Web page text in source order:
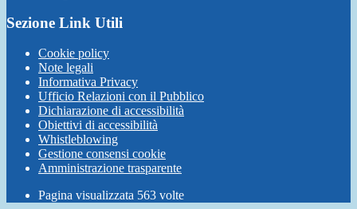
Sezione Link Utili
Cookie policy
Note legali
Informativa Privacy
Ufficio Relazioni con il Pubblico
Dichiarazione di accessibilità
Obiettivi di accessibilità
Whistleblowing
Gestione consensi cookie
Amministrazione trasparente
Pagina visualizzata 563 volte